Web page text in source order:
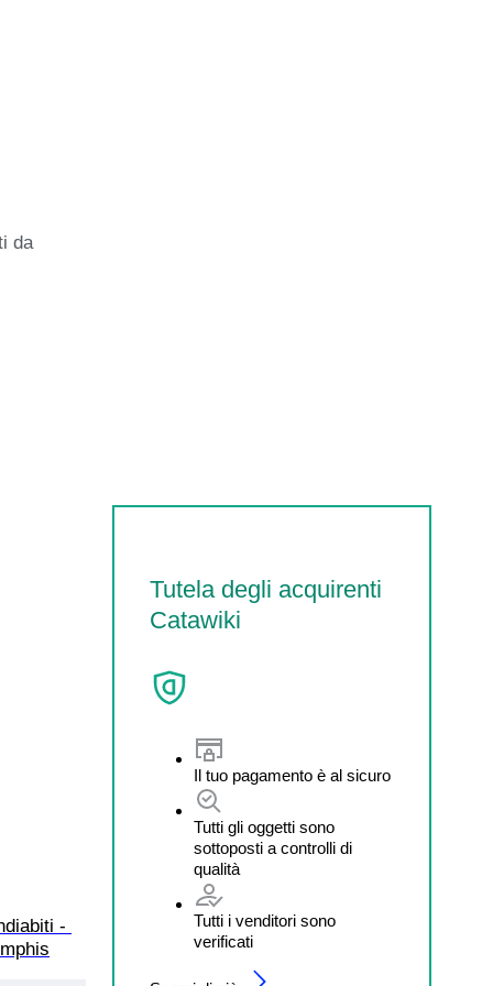
da
Tutela degli acquirenti
Catawiki
Il tuo pagamento è al sicuro
Tutti gli oggetti sono
sottoposti a controlli di
qualità
Tutti i venditori sono
verificati
-